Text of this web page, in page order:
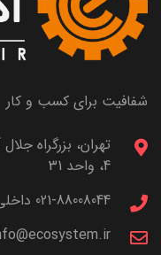
شفافیت برای کسب و کار
4، واحد 31
021-88008044 داخلی 4